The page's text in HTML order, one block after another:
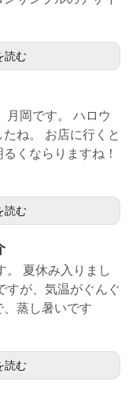
読む
月岡です。 ハロウ
ね。 お店に行くと
くならりますね！
読む
。 夏休み入りまし
すが、気温がぐんぐ
、蒸し暑いです
読む